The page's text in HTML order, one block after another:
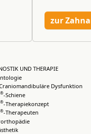
zur
UND THERAPIE
Dysfunktion
®-Schiene
®-Therapiekonzept
®-Therapeuten